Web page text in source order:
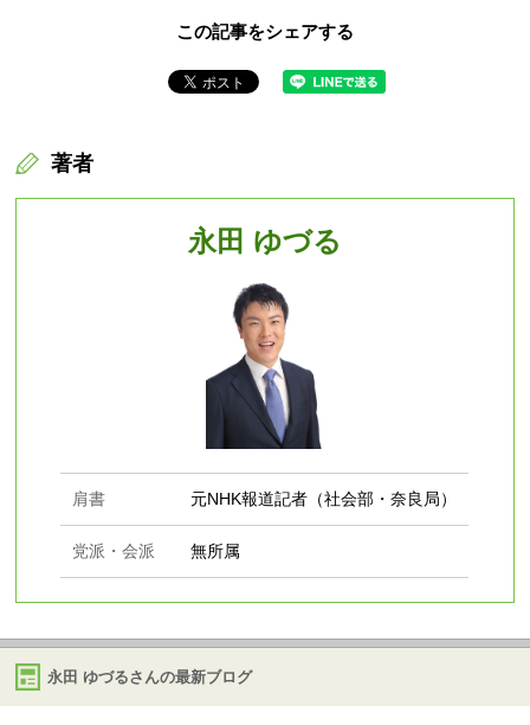
この記事をシェアする
著者
永田 ゆづる
肩書 元NHK報道記者（社会部・奈良局）
党派・会派 無所属
永田 ゆづるさんの最新ブログ